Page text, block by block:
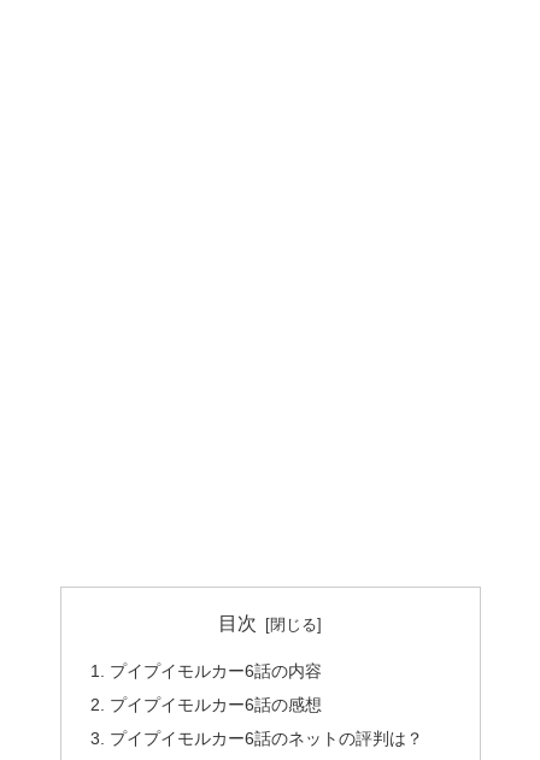
目次
プイプイモルカー6話の内容
プイプイモルカー6話の感想
プイプイモルカー6話のネットの評判は？